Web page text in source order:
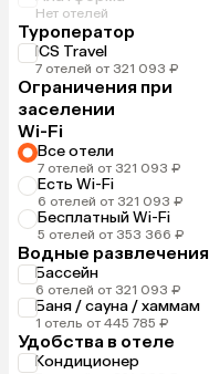
Нет отелей
Туроператор
ICS Travel
7 отелей от 321 093 ₽
Ограничения при
заселении
Wi-Fi
Все отели
7 отелей от 321 093 ₽
Есть Wi-Fi
6 отелей от 321 093 ₽
Бесплатный Wi-Fi
5 отелей от 353 366 ₽
Водные развлечения
Бассейн
6 отелей от 321 093 ₽
Баня / сауна / хаммам
1 отель от 445 785 ₽
Удобства в отеле
Кондиционер